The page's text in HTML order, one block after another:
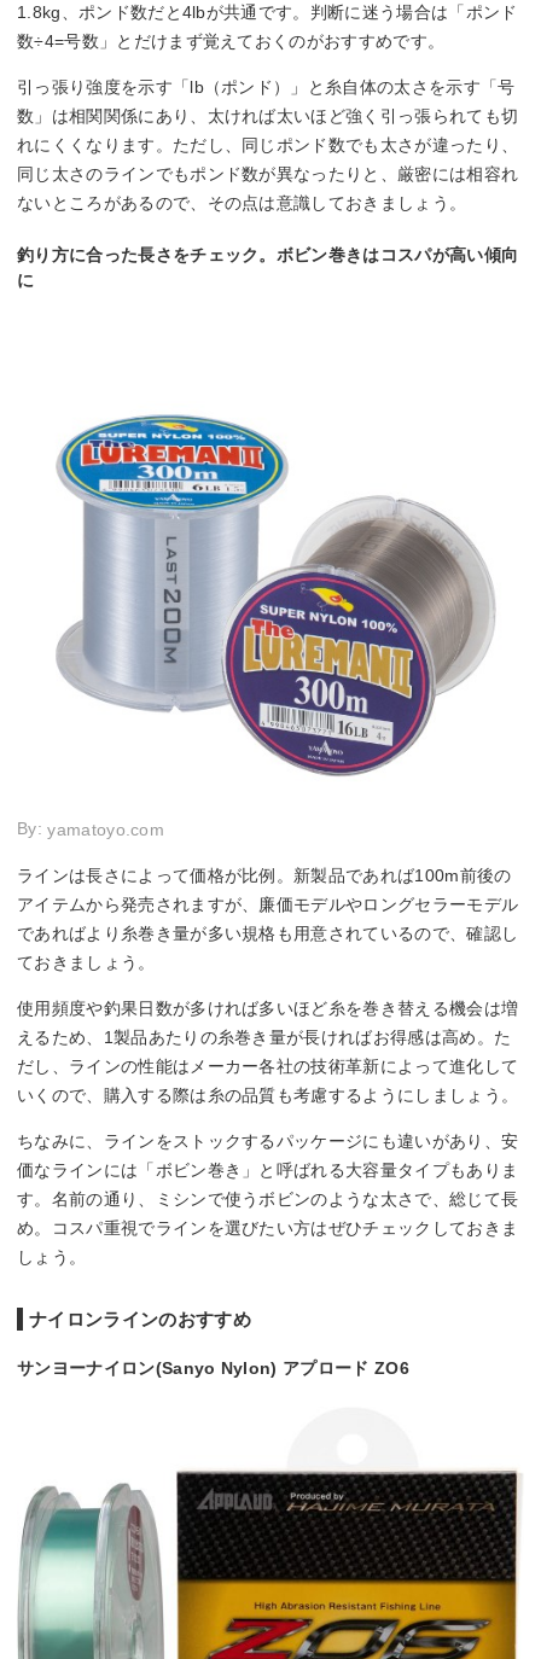
1.8kg、ポンド数だと4lbが共通です。判断に迷う場合は「ポンド
数÷4=号数」とだけまず覚えておくのがおすすめです。
引っ張り強度を示す「lb（ポンド）」と糸自体の太さを示す「号
数」は相関関係にあり、太ければ太いほど強く引っ張られても切
れにくくなります。ただし、同じポンド数でも太さが違ったり、
同じ太さのラインでもポンド数が異なったりと、厳密には相容れ
ないところがあるので、その点は意識しておきましょう。
釣り方に合った長さをチェック。ボビン巻きはコスパが高い傾向
に
By:yamatoyo.com
ラインは長さによって価格が比例。新製品であれば100m前後の
アイテムから発売されますが、廉価モデルやロングセラーモデル
であればより糸巻き量が多い規格も用意されているので、確認し
ておきましょう。
使用頻度や釣果日数が多ければ多いほど糸を巻き替える機会は増
えるため、1製品あたりの糸巻き量が長ければお得感は高め。た
だし、ラインの性能はメーカー各社の技術革新によって進化して
いくので、購入する際は糸の品質も考慮するようにしましょう。
ちなみに、ラインをストックするパッケージにも違いがあり、安
価なラインには「ボビン巻き」と呼ばれる大容量タイプもありま
す。名前の通り、ミシンで使うボビンのような太さで、総じて長
め。コスパ重視でラインを選びたい方はぜひチェックしておきま
しょう。
ナイロンラインのおすすめ
サンヨーナイロン(Sanyo Nylon) アプロード ZO6